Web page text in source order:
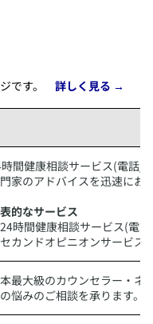
です。 詳しく見る →
間健康相談サービス(電話/
家のアドバイスを迅速にお
的なサービス
24時間健康相談サービス(電
セカンドオピニオンサービス
最大級のカウンセラー・ネ
悩みのご相談を承ります。